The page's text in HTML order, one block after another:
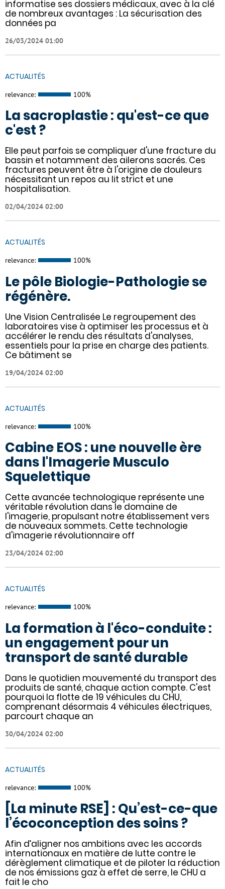
informatise ses dossiers médicaux, avec à la clé
de nombreux avantages : ​​La sécurisation des
données pa
26/03/2024 01:00
ACTUALITÉS
relevance: 100%
La sacroplastie : qu'est-ce que
c'est ?
Elle peut parfois se compliquer d'une fracture du
bassin et notamment des ailerons sacrés. Ces
fractures peuvent être à l'origine de douleurs
nécessitant un repos au lit strict et une
hospitalisation.
02/04/2024 02:00
ACTUALITÉS
relevance: 100%
Le pôle Biologie-Pathologie se
régénère.
Une Vision Centralisée Le regroupement des
laboratoires vise à optimiser les processus et à
accélérer le rendu des résultats d'analyses,
essentiels pour la prise en charge des patients.
Ce bâtiment se
19/04/2024 02:00
ACTUALITÉS
relevance: 100%
Cabine EOS : une nouvelle ère
dans l'Imagerie Musculo
Squelettique
Cette avancée technologique représente une
véritable révolution dans le domaine de
l'imagerie, propulsant notre établissement vers
de nouveaux sommets. Cette technologie
d'imagerie révolutionnaire off
23/04/2024 02:00
ACTUALITÉS
relevance: 100%
La formation à l'éco-conduite :
un engagement pour un
transport de santé durable
Dans le quotidien mouvementé du transport des
produits de santé, chaque action compte. C'est
pourquoi la flotte de 19 véhicules du CHU,
comprenant désormais 4 véhicules électriques,
parcourt chaque an
30/04/2024 02:00
ACTUALITÉS
relevance: 100%
[La minute RSE] : Qu’est-ce-que
l’écoconception des soins ?
Afin d’aligner nos ambitions avec les accords
internationaux en matière de lutte contre le
dérèglement climatique et de piloter la réduction
de nos émissions gaz à effet de serre, le CHU a
fait le cho